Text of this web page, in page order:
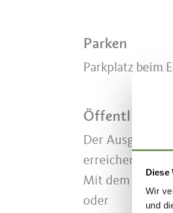
Diese
Wir
und
Parken
Parkplatz beim
Öffentliche
Der
erreichen:
Mit dem Bus
oder